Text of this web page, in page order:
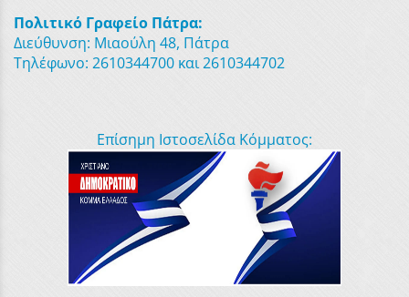
Πολιτικό Γραφείο Πάτρα:
Διεύθυνση: Μιαούλη 48, Πάτρα
Τηλέφωνο: 2610344700 και 2610344702
Επίσημη Ιστοσελίδα Κόμματος: